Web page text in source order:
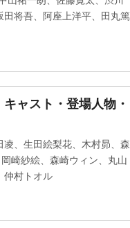
将吾、阿座上洋平、田丸篤
ャスト・登場人物・
凌、生田絵梨花、木村昴、森
崎紗絵、森崎ウィン、丸山
仲村トオル